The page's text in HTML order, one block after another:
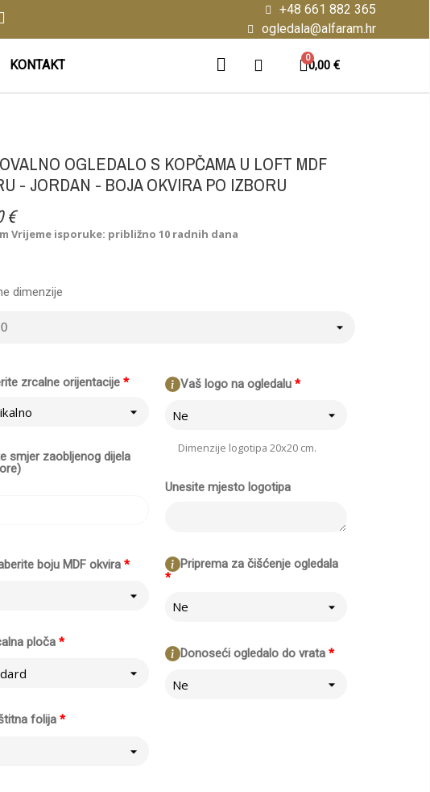
+48 661 882 365
ogledala@alfaram.hr
KONTAKT 0,00 €
OGLEDALO S KOPČAMA U LOFT MDF
- JORDAN - BOJA OKVIRA PO IZBORU
€
Vrijeme isporuke: približno 10 radnih dana
*
zrcalne orijentacije
smjer zaobljenog dijela
*
boju MDF okvira
*
ploča
*
folija
*
Vaš logo na ogledalu
Ne
Dimenzije logotipa 20x20 cm.
Unesite mjesto logotipa
*
Priprema za čišćenje ogledala
Ne
*
Donoseći ogledalo do vrata
Ne
dimenzije